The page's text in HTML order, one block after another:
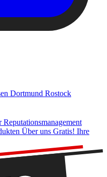
Dortmund Rostock
Reputationsmanagement
Über uns Gratis! Ihre